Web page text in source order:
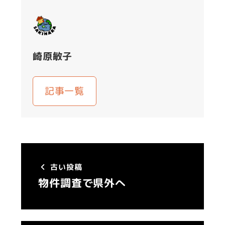
崎原敏子
記事一覧
古い投稿
物件調査で県外へ